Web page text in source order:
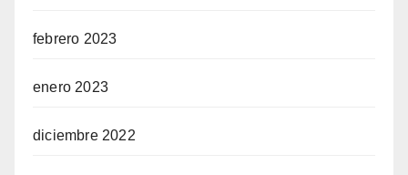
febrero 2023
enero 2023
diciembre 2022